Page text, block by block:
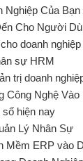
Nghiệp Của Bạn
Cho Người
doanh nghiệp
sự HRM
trị doanh
Công Nghệ Vào
hiện nay
Lý Nhân Sự
Mềm ERP vào